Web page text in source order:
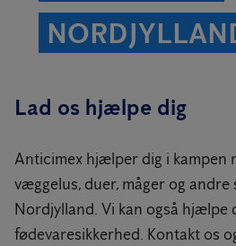
Lad os hjælpe dig
Anticimex hjælper dig i kampen
væggelus, duer, måger og andre
Nordjylland. Vi kan også hjælpe
fødevaresikkerhed. Kontakt os